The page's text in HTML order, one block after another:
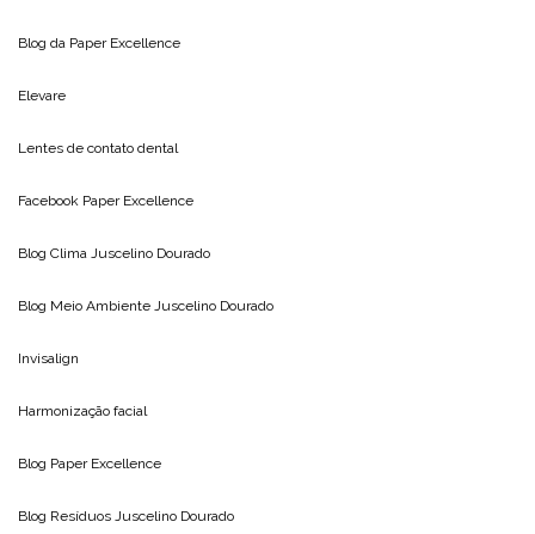
Blog da Paper Excellence
Elevare
Lentes de contato dental
Facebook Paper Excellence
Blog Clima Juscelino Dourado
Blog Meio Ambiente Juscelino Dourado
Invisalign
Harmonização facial
Blog Paper Excellence
Blog Resíduos Juscelino Dourado